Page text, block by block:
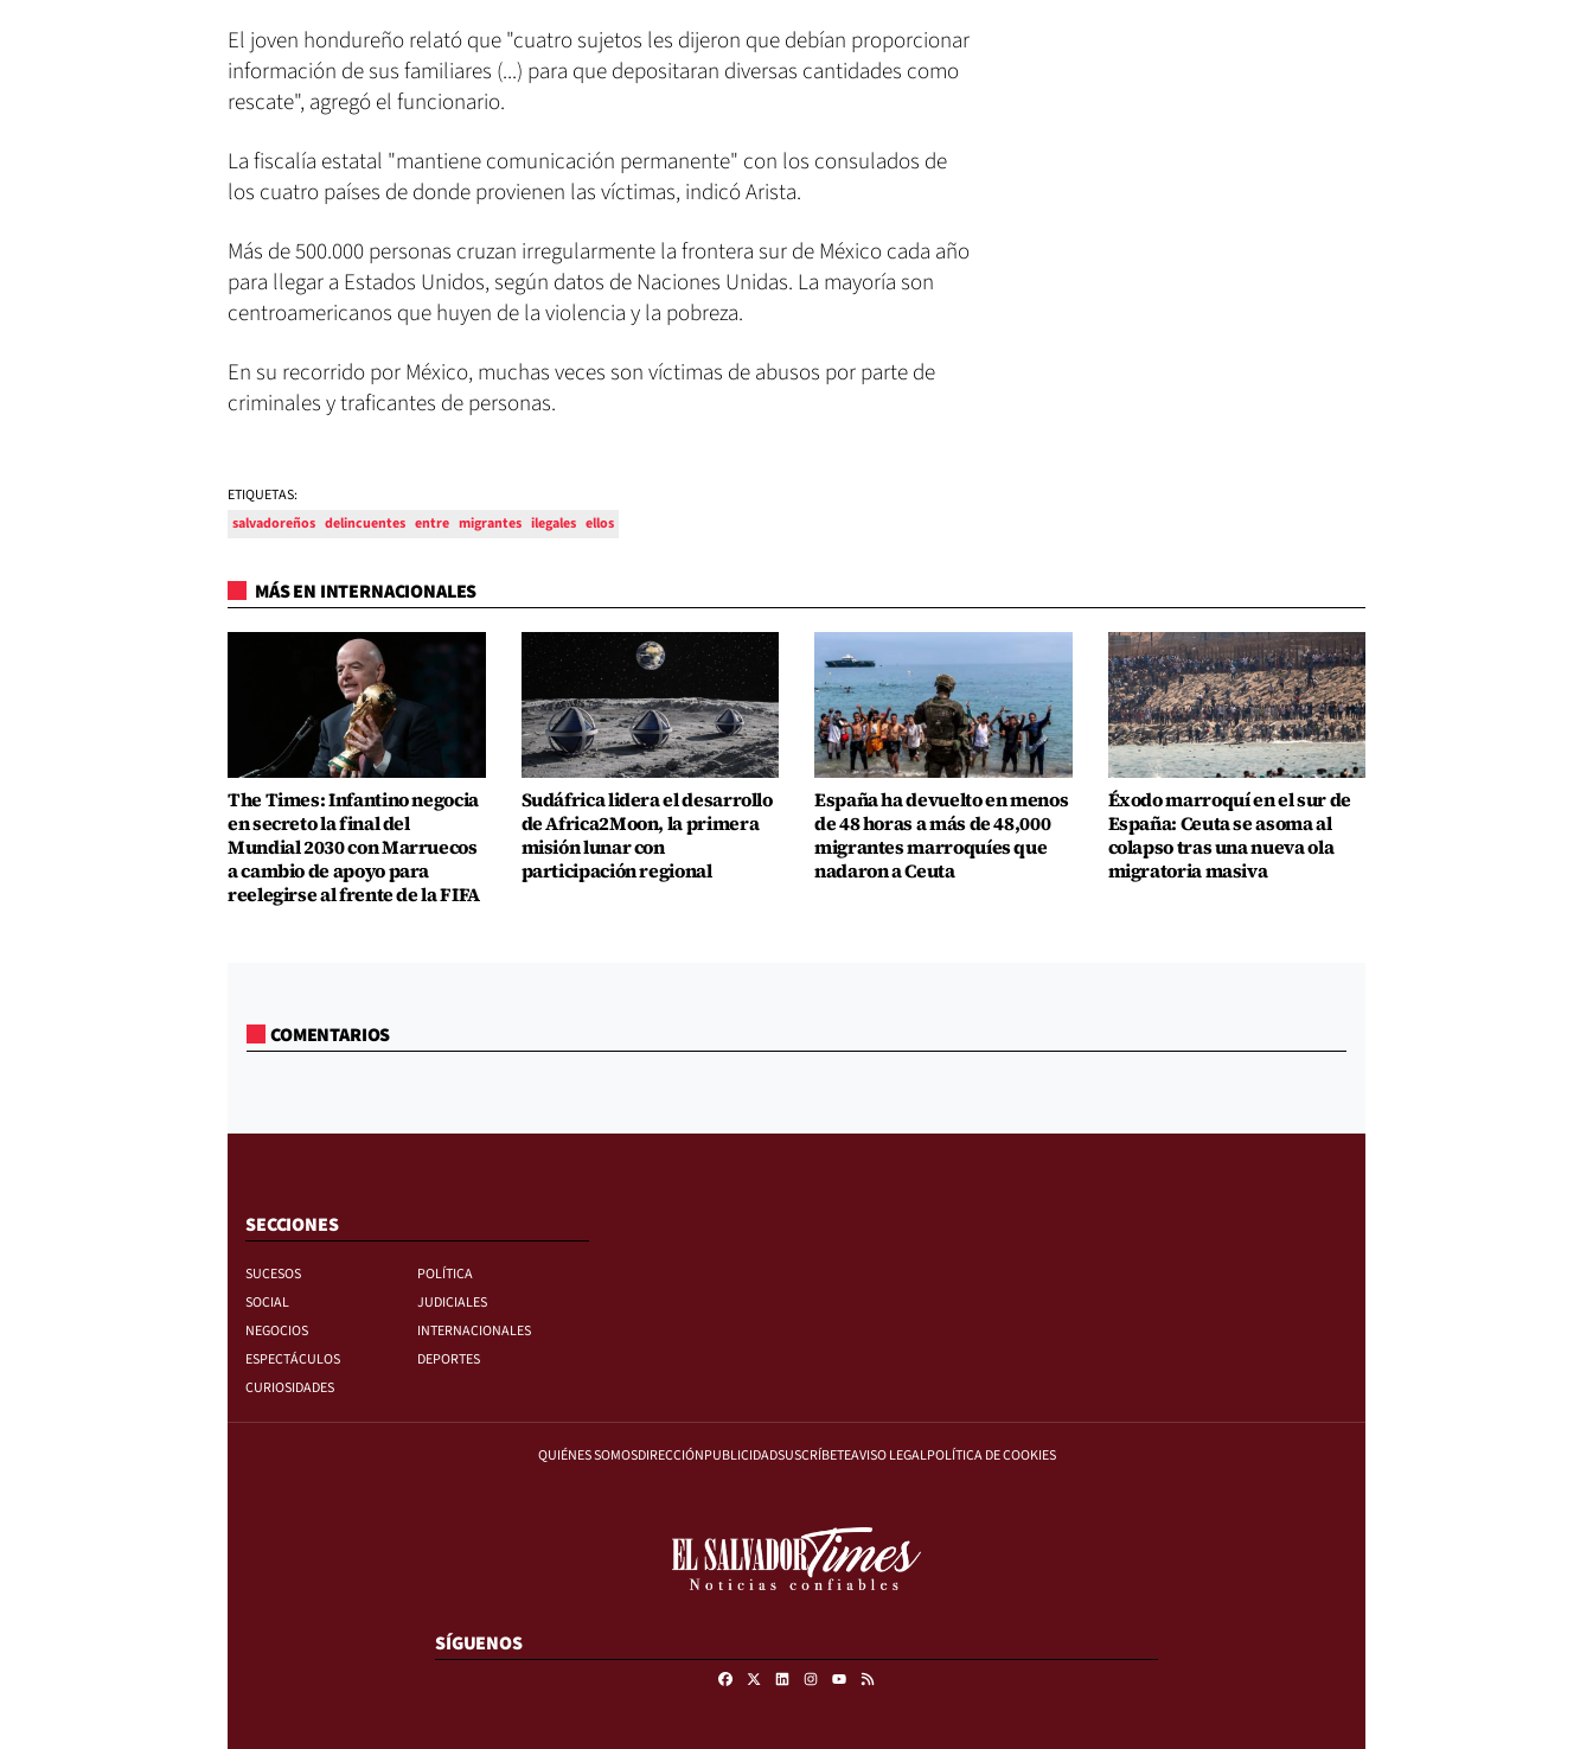
El joven hondureño relató que "cuatro sujetos les dijeron que debían proporcionar
información de sus familiares (...) para que depositaran diversas cantidades como
rescate", agregó el funcionario.
La fiscalía estatal "mantiene comunicación permanente" con los consulados de
los cuatro países de donde provienen las víctimas, indicó Arista.
Más de 500.000 personas cruzan irregularmente la frontera sur de México cada año
para llegar a Estados Unidos, según datos de Naciones Unidas. La mayoría son
centroamericanos que huyen de la violencia y la pobreza.
En su recorrido por México, muchas veces son víctimas de abusos por parte de
criminales y traficantes de personas.
ETIQUETAS:
salvadoreños delincuentes entre migrantes ilegales ellos
MÁS EN INTERNACIONALES
The Times: Infantino negocia
en secreto la final del
Mundial 2030 con Marruecos
a cambio de apoyo para
reelegirse al frente de la FIFA
Sudáfrica lidera el desarrollo
de Africa2Moon, la primera
misión lunar con
participación regional
España ha devuelto en menos
de 48 horas a más de 48,000
migrantes marroquíes que
nadaron a Ceuta
Éxodo marroquí en el sur de
España: Ceuta se asoma al
colapso tras una nueva ola
migratoria masiva
COMENTARIOS
SECCIONES
SUCESOS
POLÍTICA
SOCIAL
JUDICIALES
NEGOCIOS
INTERNACIONALES
ESPECTÁCULOS
DEPORTES
CURIOSIDADES
QUIÉNES SOMOSDIRECCIÓNPUBLICIDADSUSCRÍBETEAVISO LEGALPOLÍTICA DE COOKIES
SÍGUENOS
FacebookLinkedinInstagram